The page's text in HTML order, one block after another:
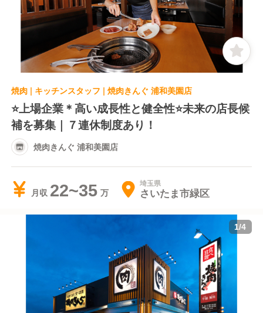
焼肉 | キッチンスタッフ | 焼肉きんぐ 浦和美園店
⭐️上場企業＊高い成長性と健全性⭐️未来の店長候
補を募集｜７連休制度あり！
焼肉きんぐ 浦和美園店
月収 22~35 埼玉県
さいたま市緑区
1/4